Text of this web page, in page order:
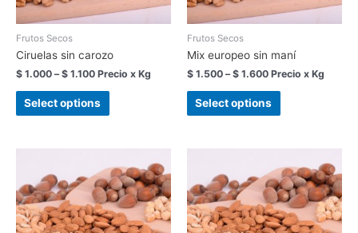
Frutos Secos
Ciruelas sin carozo
$ 1.000 –$ 1.100 Precio x Kg
Select options
Frutos Secos
Mix europeo sin maní
$ 1.500 –$ 1.600 Precio x Kg
Select options